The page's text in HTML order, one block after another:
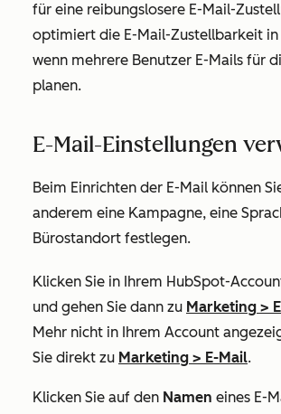
für eine reibungslosere E-Mail-
optimiert die E-Mail-Zustellbarkeit in
wenn mehrere Benutzer E-Mails für
planen.
E-Mail-Einstellungen
Beim Einrichten der E-Mail können
anderem eine Kampagne, eine
Bürostandort festlegen.
Klicken Sie in Ihrem HubSpot-
und gehen Sie dann zu Marketing >
Mehr nicht in Ihrem Account
Sie direkt zu Marketing > E-Mail.
Klicken Sie auf den Namen eines E-